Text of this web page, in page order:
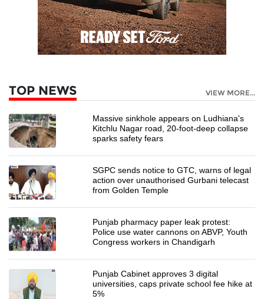
TOP NEWS VIEW MORE...
Massive sinkhole appears on Ludhiana's
Kitchlu Nagar road, 20-foot-deep collapse
sparks safety fears
SGPC sends notice to GTC, warns of legal
action over unauthorised Gurbani telecast
from Golden Temple
Punjab pharmacy paper leak protest:
Police use water cannons on ABVP, Youth
Congress workers in Chandigarh
Punjab Cabinet approves 3 digital
universities, caps private school fee hike at
5%